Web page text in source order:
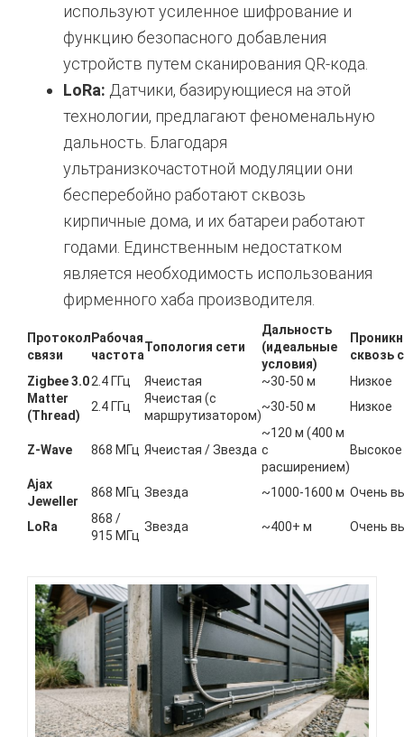
используют усиленное шифрование и
функцию безопасного добавления
устройств путем сканирования QR-кода.
LoRa: Датчики, базирующиеся на этой
технологии, предлагают феноменальную
дальность. Благодаря
ультранизкочастотной модуляции они
бесперебойно работают сквозь
кирпичные дома, и их батареи работают
годами. Единственным недостатком
является необходимость использования
фирменного хаба производителя.
Протокол
связи
Рабочая
частота
Топология сети
Дальность
(идеальные
условия)
сквозь
Zigbee 3.02.4 ГГц Ячеистая ~30-50 м
Низкое
Matter
(Thread)
2.4 ГГц
Ячеистая (с
маршрутизатором)
~30-50 м Низкое
Z-Wave 868 МГц Ячеистая / Звезда
~120 м (400 м
с
расширением)
Высокое
Ajax
Jeweller
868 МГц Звезда ~1000-1600 м Очень
LoRa
868 /
915 МГц
Звезда ~400+ м Очень